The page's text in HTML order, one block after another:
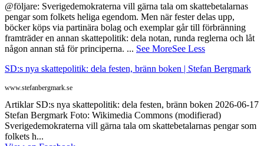
@följare: Sverigedemokraterna vill gärna tala om skattebetalarnas
pengar som folkets heliga egendom. Men när fester delas upp,
böcker köps via partinära bolag och exemplar går till förbränning
framträder en annan skattepolitik: dela notan, runda reglerna och låt
någon annan stå för principerna. ... See MoreSee Less
SD:s nya skattepolitik: dela festen, bränn boken | Stefan Bergmark
www.stefanbergmark.se
Artiklar SD:s nya skattepolitik: dela festen, bränn boken 2026-06-17
Stefan Bergmark Foto: Wikimedia Commons (modifierad)
Sverigedemokraterna vill gärna tala om skattebetalarnas pengar som
folkets h...